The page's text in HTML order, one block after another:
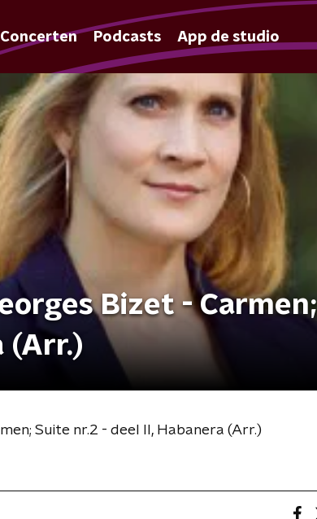
Concerten Podcasts App de studio
Bizet - Carmen;
(Arr.)
Suite nr.2 - deel II, Habanera (Arr.)